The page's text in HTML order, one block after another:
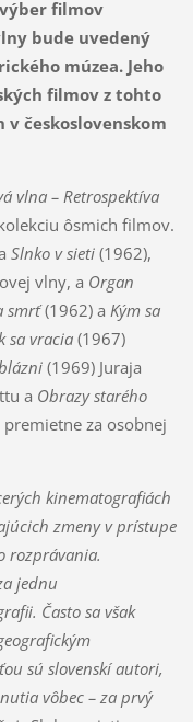
filmov
bude uvedený
múzea. Jeho
filmov z tohto
československom
vlna – Retrospektíva
ôsmich filmov.
Slnko v sieti(1962),
vlny, a Organ
smrť(1962) a Kým sa
sa vracia(1967)
(1969) Juraja
a Obrazy starého
za osobnej
kinematografiách
zmeny v prístupe
rozprávania.
jednu
Často sa však
sú slovenskí autori,
vôbec – za prvý